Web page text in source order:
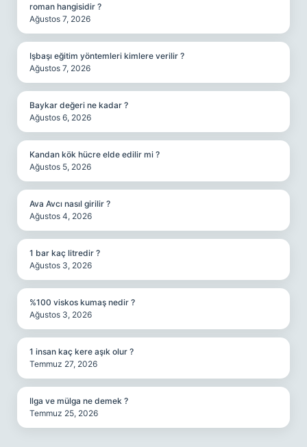
roman hangisidir ?
Ağustos 7, 2026
Işbaşı eğitim yöntemleri kimlere verilir ?
Ağustos 7, 2026
Baykar değeri ne kadar ?
Ağustos 6, 2026
Kandan kök hücre elde edilir mi ?
Ağustos 5, 2026
Ava Avcı nasıl girilir ?
Ağustos 4, 2026
1 bar kaç litredir ?
Ağustos 3, 2026
%100 viskos kumaş nedir ?
Ağustos 3, 2026
1 insan kaç kere aşık olur ?
Temmuz 27, 2026
Ilga ve mülga ne demek ?
Temmuz 25, 2026